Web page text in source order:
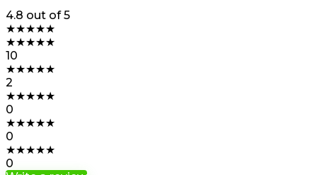
4.8 out of 5
★★★★★
★★★★★
10
★★★★★
2
★★★★★
0
★★★★★
0
★★★★★
0